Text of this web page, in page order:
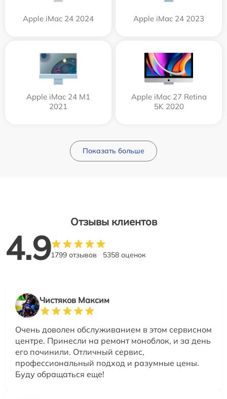
Apple iMac 24 2024 Apple iMac 24 2023
Apple iMac 24 M1
2021
Apple iMac 27 Retina
5K 2020
Показать больше
Отзывы клиентов
4.91799 отзывов 5358 оценок
Чистяков Максим
Очень доволен обслуживанием в этом сервисном
центре. Принесли на ремонт моноблок, и за день
его починили. Отличный сервис,
профессиональный подход и разумные цены.
Буду обращаться еще!